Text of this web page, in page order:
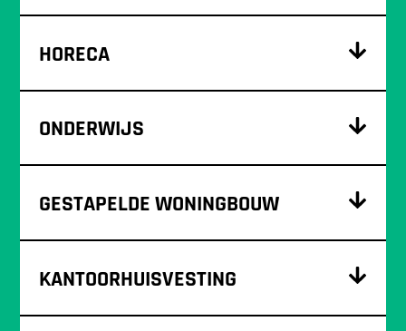
HORECA
ONDERWIJS
GESTAPELDE WONINGBOUW
KANTOORHUISVESTING